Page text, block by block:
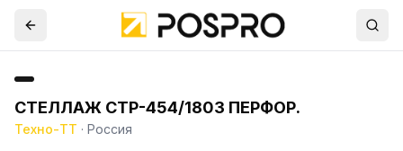
СТЕЛЛАЖ СТР-454/1803 ПЕРФОР.
Техно-ТТ · Россия